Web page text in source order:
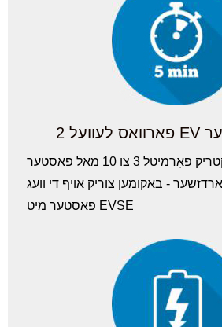
טשאַרדזש דיין עלעקטריק פאָרמיטל 3 צו 10 מאל פאַסטער
לעוועל 2 טשאַרדזשער - באַקומען צוריק אויף די וועג
פאַסטער מיט EVSE